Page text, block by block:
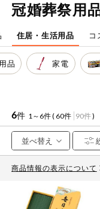
登録から開始まで
注文番号注文
お気に入り注文
注文履歴注文
WEBカタログ
魚介・加工品
米・雑穀など
パン・ジャム
豆腐・納豆・
こんにゃく
冷蔵おかず
キーワードをすべて
メーカー名
カテゴリ
特価情報
冠婚葬祭用
住居・生活用品 コ
品 家電
6件 1～6件 ( 60件 90件)
商品情報の表示について